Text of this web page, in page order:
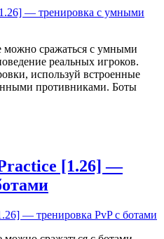
можно сражаться с умными
реальных игроков.
используй встроенные
противниками. Боты
[1.26] —